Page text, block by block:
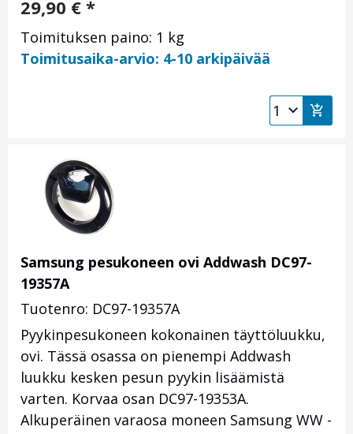
29,90 € *
Toimituksen paino: 1 kg
Toimitusaika-arvio: 4-10 arkipäivää
Samsung pesukoneen ovi Addwash DC97-
19357A
Tuotenro: DC97-19357A
Pyykinpesukoneen kokonainen täyttöluukku,
ovi. Tässä osassa on pienempi Addwash
luukku kesken pesun pyykin lisäämistä
varten. Korvaa osan DC97-19353A.
Alkuperäinen varaosa moneen Samsung WW -